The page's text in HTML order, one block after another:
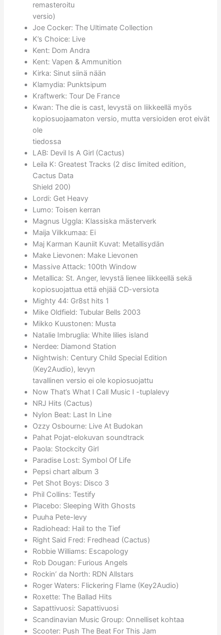
remasteroitu
versio)
Joe Cocker: The Ultimate Collection
K’s Choice: Live
Kent: Dom Andra
Kent: Vapen & Ammunition
Kirka: Sinut siinä nään
Klamydia: Punktsipum
Kraftwerk: Tour De France
Kwan: The die is cast, levystä on liikkeellä myös
kopiosuojaamaton versio, mutta versioiden erot eivät
ole
tiedossa
LAB: Devil Is A Girl (Cactus)
Leila K: Greatest Tracks (2 disc limited edition,
Cactus Data
Shield 200)
Lordi: Get Heavy
Lumo: Toisen kerran
Magnus Uggla: Klassiska mästerverk
Maija Vilkkumaa: Ei
Maj Karman Kauniit Kuvat: Metallisydän
Make Lievonen: Make Lievonen
Massive Attack: 100th Window
Metallica: St. Anger, levystä lienee liikkeellä sekä
kopiosuojattua että ehjää CD-versiota
Mighty 44: Gr8st hits 1
Mike Oldfield: Tubular Bells 2003
Mikko Kuustonen: Musta
Natalie Imbruglia: White lilies island
Nerdee: Diamond Station
Nightwish: Century Child Special Edition
(Key2Audio), levyn
tavallinen versio ei ole kopiosuojattu
Now That’s What I Call Music I -tuplalevy
NRJ Hits (Cactus)
Nylon Beat: Last In Line
Ozzy Osbourne: Live At Budokan
Pahat Pojat-elokuvan soundtrack
Paola: Stockcity Girl
Paradise Lost: Symbol Of Life
Pepsi chart album 3
Pet Shot Boys: Disco 3
Phil Collins: Testify
Placebo: Sleeping With Ghosts
Puuha Pete-levy
Radiohead: Hail to the Tief
Right Said Fred: Fredhead (Cactus)
Robbie Williams: Escapology
Rob Dougan: Furious Angels
Rockin’ da North: RDN Allstars
Roger Waters: Flickering Flame (Key2Audio)
Roxette: The Ballad Hits
Sapattivuosi: Sapattivuosi
Scandinavian Music Group: Onnelliset kohtaa
Scooter: Push The Beat For This Jam